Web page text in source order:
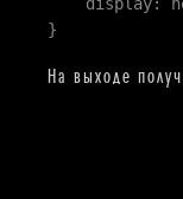
}
На выходе